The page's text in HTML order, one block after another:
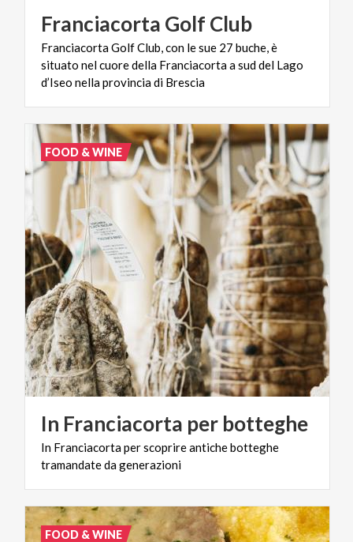
Franciacorta Golf Club
Franciacorta Golf Club, con le sue 27 buche, è
situato nel cuore della Franciacorta a sud del Lago
d’Iseo nella provincia di Brescia
In Franciacorta per botteghe
In Franciacortaperscoprireantichebotteghe
tramandatedagenerazioni
FOOD & WINE
FOOD & WINE